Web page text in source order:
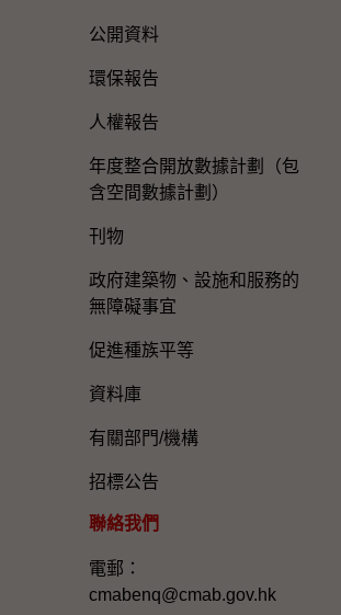
公開資料
環保報告
人權報告
年度整合開放數據計劃（包
含空間數據計劃）
刊物
政府建築物、設施和服務的
無障礙事宜
促進種族平等
資料庫
有關部門/機構
招標公告
聯絡我們
電郵：
cmabenq@cmab.gov.hk​